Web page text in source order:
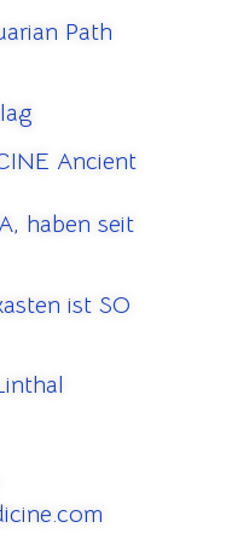
Path
Ancient
haben seit
ist SO